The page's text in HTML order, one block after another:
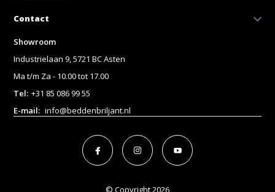
Contact
Showroom
Industrielaan 9, 5721 BC Asten
Ma t/m Za - 10.00 tot 17.00
Tel: +31 85 086 99 55
E-mail: info@beddenbriljant.nl